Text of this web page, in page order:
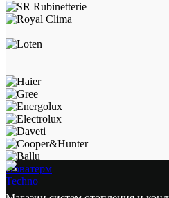
Новатерм
Techno